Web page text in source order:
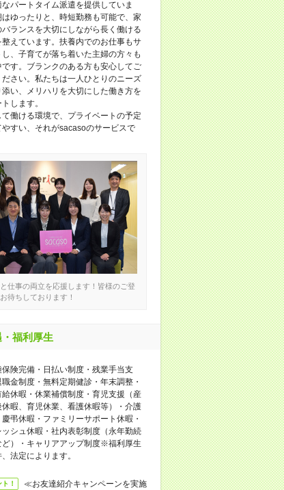
なパートタイム派遣を提供していま
はゆったりと、時短勤務も可能で、家
バランスを大切にしながら長く働ける
整えています。扶養内でのお仕事もサ
し、子育てが落ち着いた主婦の方々も
です。ブランクのある方も安心してご
ださい。私たちは一人ひとりのニーズ
添い、メリハリを大切にした働き方を
します。
て働ける環境で、プライベートの予定
やすい、それがsacasoのサービスで
仕事の両立を応援します！皆様のご登
待ちしております！
福利厚生
保険完備・日払い制度・残業手当支
金制度・無料定期健診・年末調整・
給休暇・休業補償制度・育児支援（産
休暇、育児休業、看護休暇等）・介護
弔休暇・ファミリーサポート休暇・
ッシュ休暇・社内表彰制度（永年勤続
ど）・キャリアアップ制度※福利厚生
法定によります。
！
≪お友達紹介キャンペーンを実施